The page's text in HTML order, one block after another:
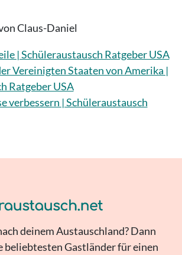
Claus-Daniel
| Schüleraustausch Ratgeber USA
Vereinigten Staaten von Amerika |
Ratgeber USA
verbessern | Schüleraustausch
deinem Austauschland? Dann
beliebtesten Gastländer für einen